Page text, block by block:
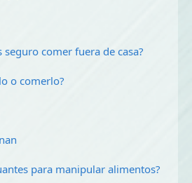
comer fuera de casa?
o comerlo?
para manipular alimentos?